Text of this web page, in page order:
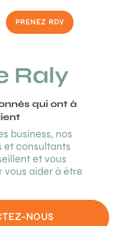
PRENEZ RDV
Raly
qui ont à
business, nos
consultants
et vous
aider à être
SERVICES
NOUS